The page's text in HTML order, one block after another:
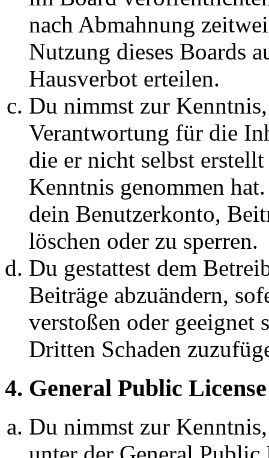
nach Abmahnung
Nutzung dieses Boards
Hausverbot erteilen.
Du nimmst zur
Verantwortung für die
die er nicht selbst
Kenntnis genommen
dein Benutzerkonto,
löschen oder zu sperren.
Du gestattest dem
Beiträge abzuändern,
verstoßen oder geeignet
Dritten Schaden
4. General Public License
Du nimmst zur